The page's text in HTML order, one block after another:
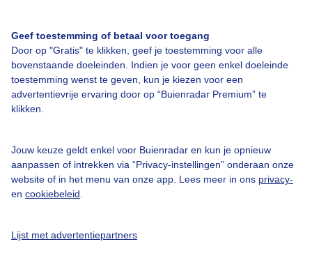
Geef toestemming of betaal voor toegang
Door op "Gratis" te klikken, geef je toestemming voor alle
bovenstaande doeleinden. Indien je voor geen enkel doeleinde
toestemming wenst te geven, kun je kiezen voor een
advertentievrije ervaring door op “Buienradar Premium” te
klikken.
Jouw keuze geldt enkel voor Buienradar en kun je opnieuw
aanpassen of intrekken via “Privacy-instellingen” onderaan onze
website of in het menu van onze app. Lees meer in ons privacy-
en cookiebeleid
Lijst met advertentiepartners
Contact
Toegankelijkheid
Gebruikersvoorwaarden
Buienradar Team
Privacy beleid
Cookie beleid
Gratis weerdata